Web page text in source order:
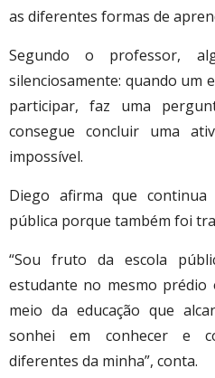
as diferentes formas de
Segundo o professor,
silenciosamente: quando um
participar, faz uma
consegue concluir uma
impossível.
Diego afirma que continua
pública porque também foi
“Sou fruto da escola
estudante no mesmo
meio da educação que
sonhei em conhecer e
diferentes da minha”, conta.